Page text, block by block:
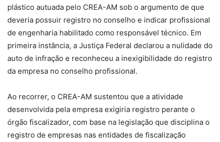
plástico autuada pelo CREA-AM sob o argumento de que
deveria possuir registro no conselho e indicar profissional
de engenharia habilitado como responsável técnico. Em
primeira instância, a Justiça Federal declarou a nulidade do
auto de infração e reconheceu a inexigibilidade do registro
da empresa no conselho profissional.
Ao recorrer, o CREA-AM sustentou que a atividade
desenvolvida pela empresa exigiria registro perante o
órgão fiscalizador, com base na legislação que disciplina o
registro de empresas nas entidades de fiscalização